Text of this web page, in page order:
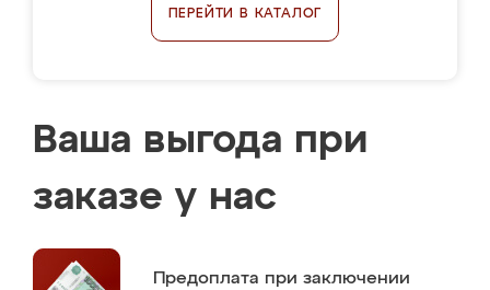
ПЕРЕЙТИ В КАТАЛОГ
Ваша выгода при
заказе у нас
Предоплата при заключении